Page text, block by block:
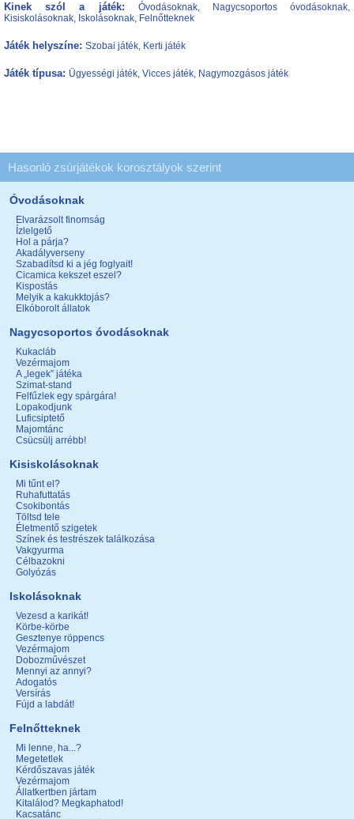
Kinek szól a játék: Óvodásoknak, Nagycsoportos óvodásoknak,
Kisiskolásoknak, Iskolásoknak, Felnőtteknek
Játék helyszíne: Szobai játék, Kerti játék
Játék típusa: Ügyességi játék, Vicces játék, Nagymozgásos játék
Hasonló zsúrjátékok korosztályok szerint
Óvodásoknak
Elvarázsolt finomság
Ízlelgető
Hol a párja?
Akadályverseny
Szabadítsd ki a jég foglyait!
Cicamica kekszet eszel?
Kispostás
Melyik a kakukktojás?
Elkóborolt állatok
Nagycsoportos óvodásoknak
Kukacláb
Vezérmajom
A „legek” játéka
Szimat-stand
Felfűzlek egy spárgára!
Lopakodjunk
Luficsiptető
Majomtánc
Csücsülj arrébb!
Kisiskolásoknak
Mi tűnt el?
Ruhafuttatás
Csokibontás
Töltsd tele
Életmentő szigetek
Színek és testrészek találkozása
Vakgyurma
Célbazokni
Golyózás
Iskolásoknak
Vezesd a karikát!
Körbe-körbe
Gesztenye röppencs
Vezérmajom
Dobozművészet
Mennyi az annyi?
Adogatós
Versírás
Fújd a labdát!
Felnőtteknek
Mi lenne, ha...?
Megetetlek
Kérdőszavas játék
Vezérmajom
Állatkertben jártam
Kitalálod? Megkaphatod!
Kacsatánc